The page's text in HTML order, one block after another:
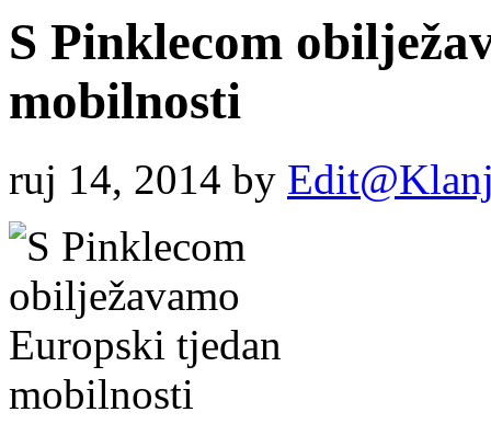
S Pinklecom
mobilnosti
ruj 14, 2014 by